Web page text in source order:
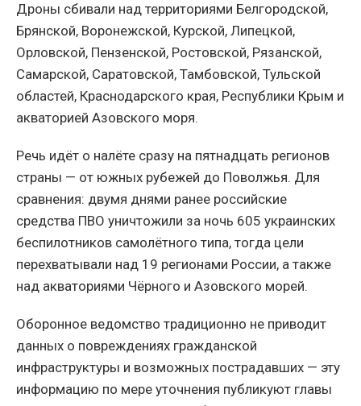
Дроны сбивали над территориями Белгородской,
Брянской, Воронежской, Курской, Липецкой,
Орловской, Пензенской, Ростовской, Рязанской,
Самарской, Саратовской, Тамбовской, Тульской
областей, Краснодарского края, Республики Крым и
акваторией Азовского моря.
Речь идёт о налёте сразу на пятнадцать регионов
страны — от южных рубежей до Поволжья. Для
сравнения: двумя днями ранее российские
средства ПВО уничтожили за ночь 605 украинских
беспилотников самолётного типа, тогда цели
перехватывали над 19 регионами России, а также
над акваториями Чёрного и Азовского морей.
Оборонное ведомство традиционно не приводит
данных о повреждениях гражданской
инфраструктуры и возможных пострадавших — эту
информацию по мере уточнения публикуют главы